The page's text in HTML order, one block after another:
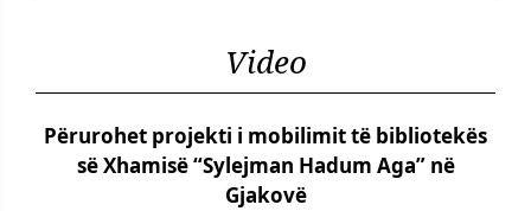
Video
Përurohet projekti i mobilimit të bibliotekës
së Xhamisë “Sylejman Hadum Aga” në
Gjakovë